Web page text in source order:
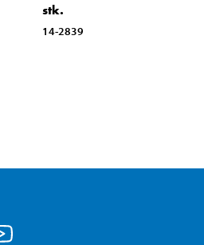
stk.
14-2839